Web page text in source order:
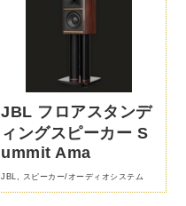
JBL フロアスタンデ
ィングスピーカー S
ummit Ama
JBL スピーカー/オーディオシステム